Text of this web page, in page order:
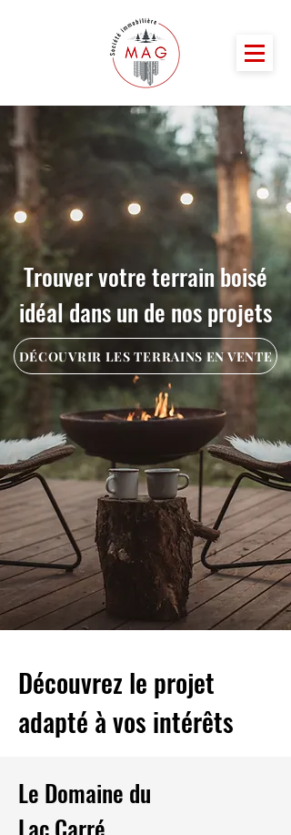
Trouver votre terrain boisé
idéal dans un de nos projets
DÉCOUVRIR LES TERRAINS EN VENTE
Découvrez le projet
adapté à vos intérêts
Le Domaine du